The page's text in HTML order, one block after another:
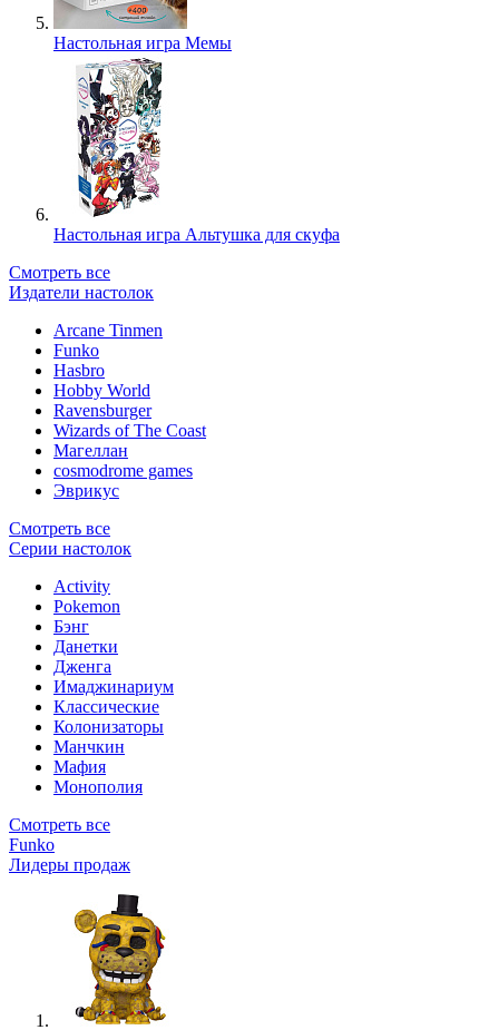
Настольная игра Мемы
Настольная игра Альтушка для скуфа
Смотреть все
Издатели настолок
Arcane Tinmen
Funko
Hasbro
Hobby World
Ravensburger
Wizards of The Coast
Магеллан
сosmodrome games
Эврикус
Смотреть все
Серии настолок
Activity
Pokemon
Бэнг
Данетки
Дженга
Имаджинариум
Классические
Колонизаторы
Манчкин
Мафия
Монополия
Смотреть все
Funko
Лидеры продаж